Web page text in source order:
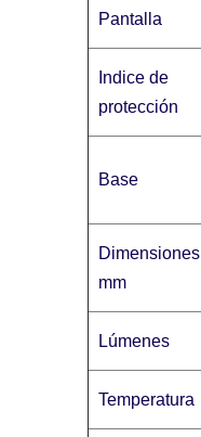
Pantalla
Indice de
protección
Base
Dimensiones
mm
Lúmenes
Temperatura